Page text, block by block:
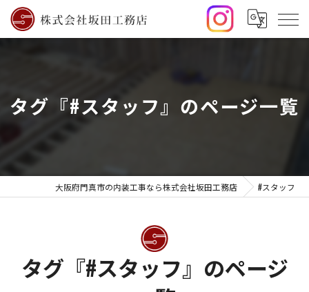
タグ『#スタッフ』のページ一覧
大阪府門真市の内装工事なら株式会社坂田工務店 #スタッフ
タグ『#スタッフ』のページ